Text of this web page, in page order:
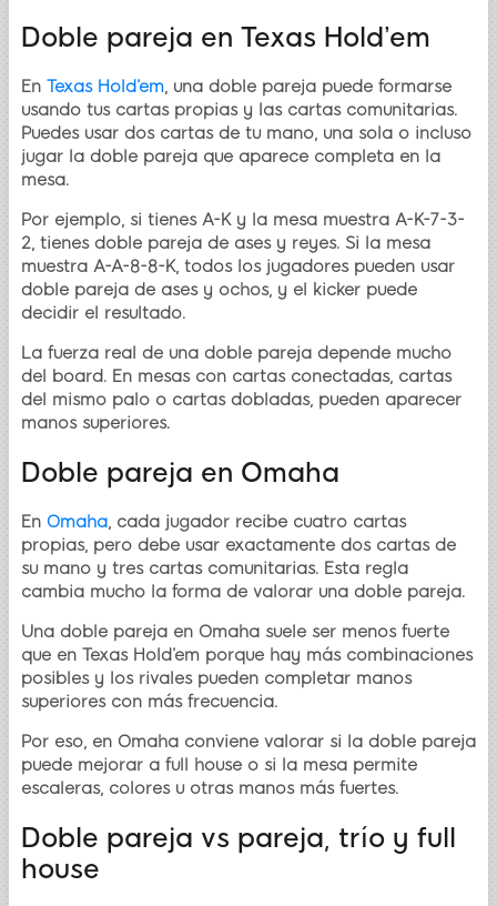
Doble pareja en Texas Hold’em
En Texas Hold’em, una doble pareja puede formarse
usando tus cartas propias y las cartas comunitarias.
Puedes usar dos cartas de tu mano, una sola o incluso
jugar la doble pareja que aparece completa en la
mesa.
Por ejemplo, si tienes A-K y la mesa muestra A-K-7-3-
2, tienes doble pareja de ases y reyes. Si la mesa
muestra A-A-8-8-K, todos los jugadores pueden usar
doble pareja de ases y ochos, y el kicker puede
decidir el resultado.
La fuerza real de una doble pareja depende mucho
del board. En mesas con cartas conectadas, cartas
del mismo palo o cartas dobladas, pueden aparecer
manos superiores.
Doble pareja en Omaha
En Omaha, cada jugador recibe cuatro cartas
propias, pero debe usar exactamente dos cartas de
su mano y tres cartas comunitarias. Esta regla
cambia mucho la forma de valorar una doble pareja.
Una doble pareja en Omaha suele ser menos fuerte
que en Texas Hold’em porque hay más combinaciones
posibles y los rivales pueden completar manos
superiores con más frecuencia.
Por eso, en Omaha conviene valorar si la doble pareja
puede mejorar a full house o si la mesa permite
escaleras, colores u otras manos más fuertes.
Doble pareja vs pareja, trío y full
house